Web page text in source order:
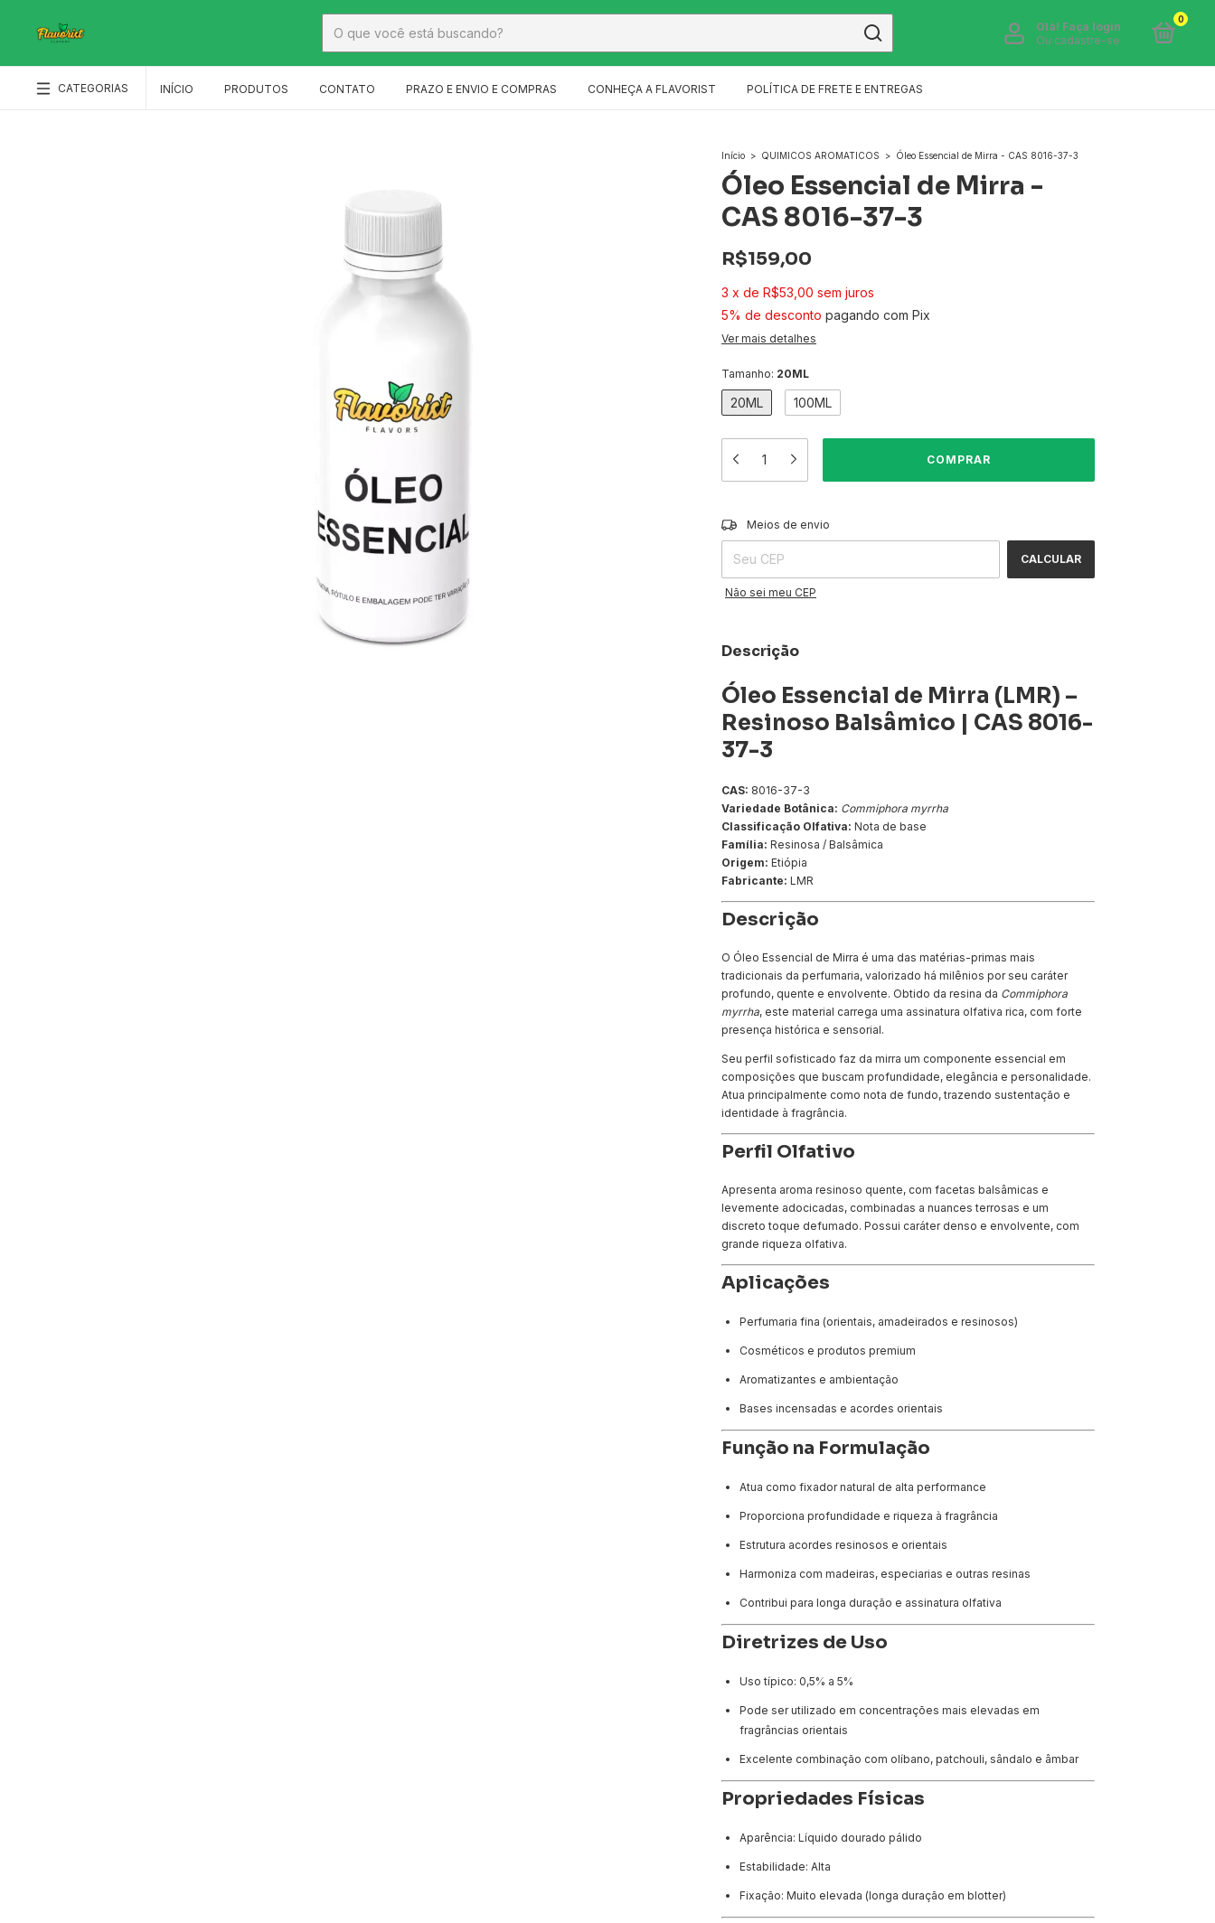
Olá! Faça login
Ou cadastre-se
0
CATEGORIAS INÍCIO PRODUTOS CONTATO PRAZO E ENVIO E COMPRAS CONHEÇA A FLAVORIST POLÍTICA DE FRETE E ENTREGAS
Início > QUIMICOS AROMATICOS > Óleo Essencial de Mirra - CAS 8016-37-3
Óleo Essencial de Mirra -
CAS 8016-37-3
R$159,00
3 x de R$53,00 sem juros
5% de desconto pagando com Pix
Ver mais detalhes
Tamanho: 20ML
20ML 100ML
Entregas para o CEP:
Meios de envio
CALCULAR
Não sei meu CEP
Descrição
Óleo Essencial de Mirra (LMR) –
Resinoso Balsâmico | CAS 8016-
37-3
CAS: 8016-37-3
Variedade Botânica: Commiphora myrrha
Classificação Olfativa: Nota de base
Família: Resinosa / Balsâmica
Origem: Etiópia
Fabricante: LMR
Descrição
O Óleo Essencial de Mirra é uma das matérias-primas mais
tradicionais da perfumaria, valorizado há milênios por seu caráter
profundo, quente e envolvente. Obtido da resina da Commiphora
myrrha, este material carrega uma assinatura olfativa rica, com forte
presença histórica e sensorial.
Seu perfil sofisticado faz da mirra um componente essencial em
composições que buscam profundidade, elegância e personalidade.
Atua principalmente como nota de fundo, trazendo sustentação e
identidade à fragrância.
Perfil Olfativo
Apresenta aroma resinoso quente, com facetas balsâmicas e
levemente adocicadas, combinadas a nuances terrosas e um
discreto toque defumado. Possui caráter denso e envolvente, com
grande riqueza olfativa.
Aplicações
Perfumaria fina (orientais, amadeirados e resinosos)
Cosméticos e produtos premium
Aromatizantes e ambientação
Bases incensadas e acordes orientais
Função na Formulação
Atua como fixador natural de alta performance
Proporciona profundidade e riqueza à fragrância
Estrutura acordes resinosos e orientais
Harmoniza com madeiras, especiarias e outras resinas
Contribui para longa duração e assinatura olfativa
Diretrizes de Uso
Uso típico: 0,5% a 5%
Pode ser utilizado em concentrações mais elevadas em
fragrâncias orientais
Excelente combinação com olíbano, patchouli, sândalo e âmbar
Propriedades Físicas
Aparência: Líquido dourado pálido
Estabilidade: Alta
Fixação: Muito elevada (longa duração em blotter)